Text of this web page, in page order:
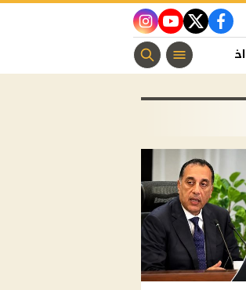
facebook
twitter
youtube
instagram
اخبار الفن منوعات مسيحية